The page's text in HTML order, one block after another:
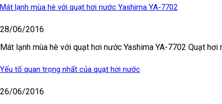
Mát lạnh mùa hè với quạt hơi nước Yashima YA-7702
28/06/2016
Mát lạnh mùa hè với quạt hơi nước Yashima YA-7702 Quạt hơi
Yếu tố quan trọng nhất của quạt hơi nước
26/06/2016